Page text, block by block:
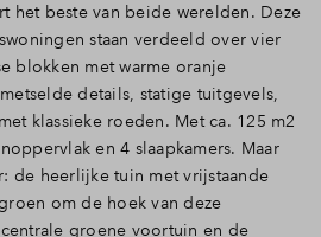
het beste van beide werelden. Deze
staan verdeeld over vier
blokken met warme oranje
details, statige tuitgevels,
klassieke roeden. Met ca. 125 m2
en 4 slaapkamers. Maar
de heerlijke tuin met vrijstaande
om de hoek van deze
groene voortuin en de